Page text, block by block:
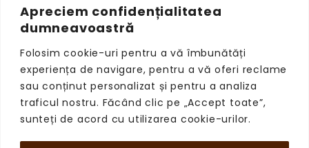
Apreciem confidențialitatea
dumneavoastră
Folosim cookie-uri pentru a vă îmbunătăți
experiența de navigare, pentru a vă oferi reclame
sau conținut personalizat și pentru a analiza
traficul nostru. Făcând clic pe „Accept toate”,
sunteți de acord cu utilizarea cookie-urilor.
SISTEME DE PLATA SECOND HAND
Copyright © 2026 VendingRetail, Toate drepturile
rezervate.